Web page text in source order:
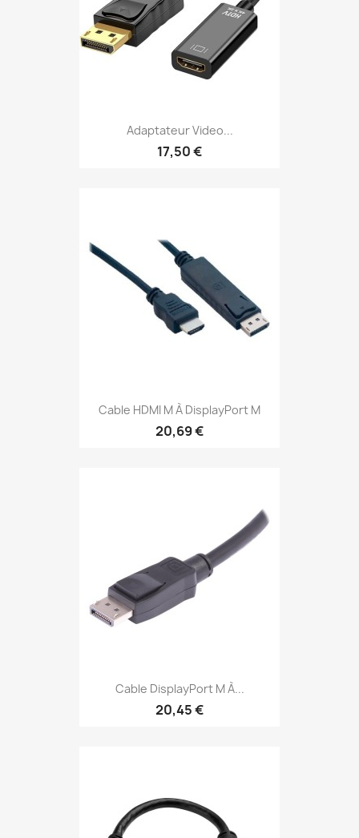
Adaptateur Video...
17,50 €
Cable HDMI M À DisplayPort M
20,69 €
Cable DisplayPort M À...
20,45 €